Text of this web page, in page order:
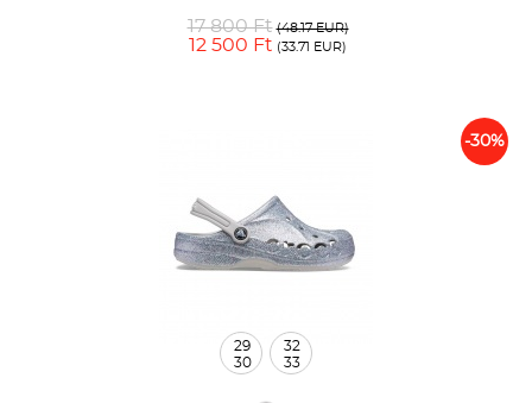
17 800 Ft (48.17 EUR)
12 500 Ft (33.71 EUR)
-30%
29
30
32
33